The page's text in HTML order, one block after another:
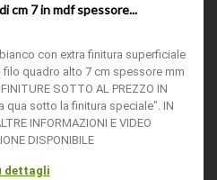
cm 7 in mdf spessore...
con extra finitura superficiale
quadro alto 7 cm spessore mm
SOTTO AL PREZZO IN
qua sotto la finitura speciale". IN
INFORMAZIONI E VIDEO
DISPONIBILE
dettagli